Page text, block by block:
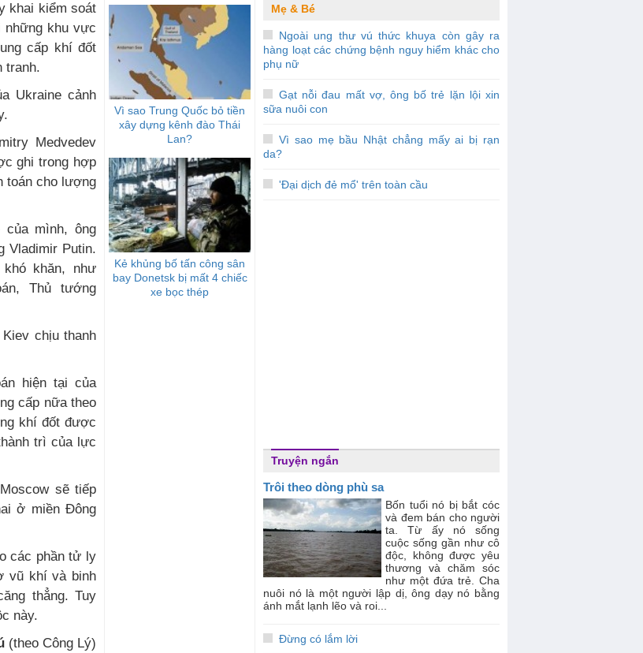
khai kiểm soát
những khu vực
cấp khí đốt
tranh.
Ukraine cảnh
Medvedev
ghi trong hợp
toán cho lượng
của mình, ông
Vladimir Putin.
khăn, như
Thủ tướng
chịu thanh
hiện tại của
cấp nữa theo
khí đốt được
trì của lực
sẽ tiếp
ở miền Đông
các phần tử ly
vũ khí và binh
thẳng. Tuy
này.
(theo Công Lý)
Vì sao Trung Quốc bỏ tiền
xây dựng kênh đào Thái
Lan?
Kẻ khủng bố tấn công sân
bay Donetsk bị mất 4 chiếc
xe bọc thép
Mẹ & Bé
Ngoài ung thư vú thức khuya còn gây ra
hàng loạt các chứng bệnh nguy hiểm khác cho
phụ nữ
Gạt nỗi đau mất vợ, ông bố trẻ lặn lội xin
sữa nuôi con
Vì sao mẹ bầu Nhật chẳng mấy ai bị rạn
da?
'Đại dịch đẻ mổ' trên toàn cầu
Truyện ngắn
Trôi theo dòng phù sa
Bốn tuổi nó bị bắt cóc
và đem bán cho người
ta. Từ ấy nó sống
cuộc sống gần như cô
độc, không được yêu
thương và chăm sóc
như một đứa trẻ. Cha
nuôi nó là một người lập dị, ông dạy nó bằng
ánh mắt lạnh lẽo và roi...
Đừng có lắm lời